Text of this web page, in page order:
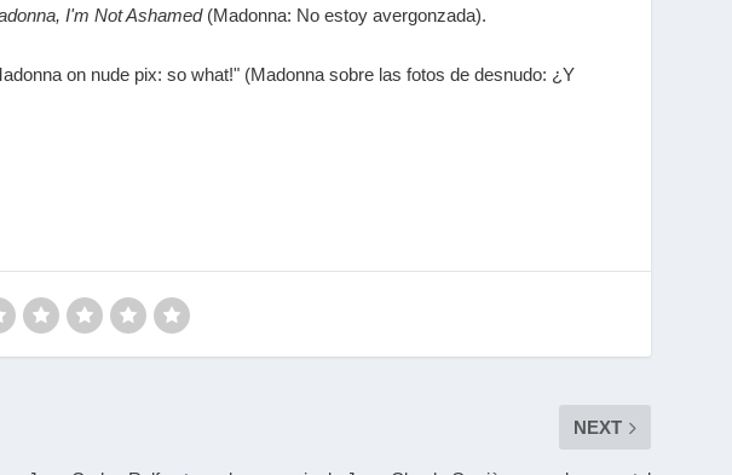
I'm Not Ashamed(Madonna: No estoy avergonzada).
on nude pix: so what!" (Madonna sobre las fotos de desnudo: ¿Y
NEXT